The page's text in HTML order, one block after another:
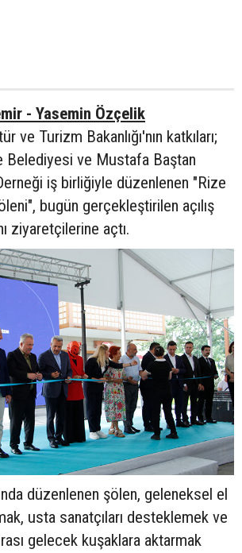
- Yasemin Özçelik
ve Turizm Bakanlığı'nın katkıları;
Belediyesi ve Mustafa Baştan
iş birliğiyle düzenlenen "Rize
bugün gerçekleştirilen açılış
ziyaretçilerine açtı.
düzenlenen şölen, geleneksel el
usta sanatçıları desteklemek ve
gelecek kuşaklara aktarmak